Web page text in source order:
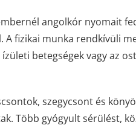
angolkór nyomait
fizikai munka rendkívüli
betegségek vagy az
szegycsont és
Több gyógyult sérülést,